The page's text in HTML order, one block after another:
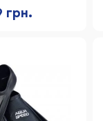
грн.